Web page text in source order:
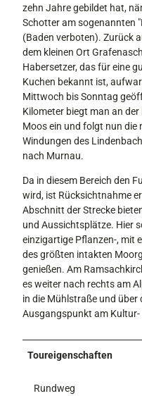
zehn Jahre gebildet hat,
Schotter am sogenannten
(Baden verboten). Zurück
dem kleinen Ort
Habersetzer, das für eine
Kuchen bekannt ist,
Mittwoch bis Sonntag
Kilometer biegt man an
Moos ein und folgt nun die
Windungen des
nach Murnau.
Da in diesem Bereich den
wird, ist Rücksichtnahme
Abschnitt der Strecke
und Aussichtsplätze. Hier
einzigartige Pflanzen-, mit
des größten intakten
genießen. Am
es weiter nach rechts am
in die Mühlstraße und
Ausgangspunkt am
Toureigenschaften
Rundweg